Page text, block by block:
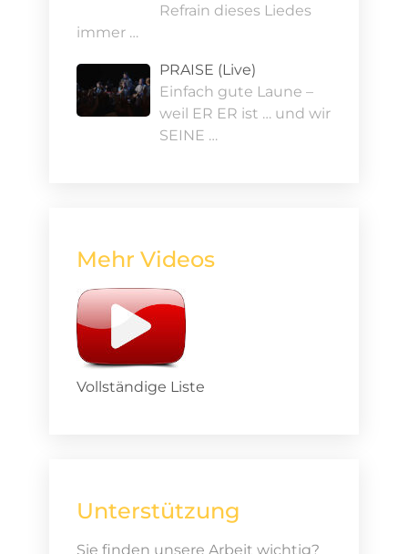
Refrain dieses Liedes
immer …
PRAISE (Live)
Einfach gute Laune –
weil ER ER ist … und wir
SEINE …
Mehr Videos
Vollständige Liste
Unterstützung
Sie finden unsere Arbeit wichtig?